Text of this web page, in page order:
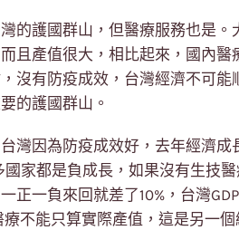
的護國群山，但醫療服務也是。
且產值很大，相比起來，國內醫
沒有防疫成效，台灣經濟不可能
的護國群山。
灣因為防疫成效好，去年經濟成
家都是負成長，如果沒有生技
正一負來回就差了10%，台灣
療不能只算實際產值，這是另一